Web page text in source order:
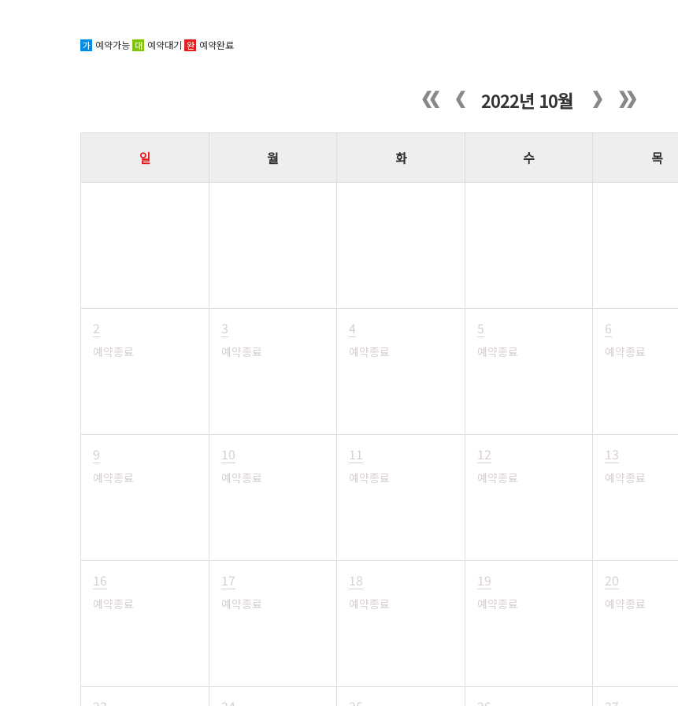
가 예약가능 대 예약대기 완 예약완료
2022년 10월
일 월 화 수 목
2
예약종료
3
예약종료
4
예약종료
5
예약종료
6
예약종료
9
예약종료
10
예약종료
11
예약종료
12
예약종료
13
예약종료
16
예약종료
17
예약종료
18
예약종료
19
예약종료
20
예약종료